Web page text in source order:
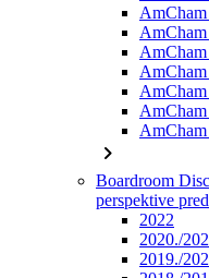
AmCham
AmCham
chevron_right
Boardroom
perspektive
2022
2020./
2019./